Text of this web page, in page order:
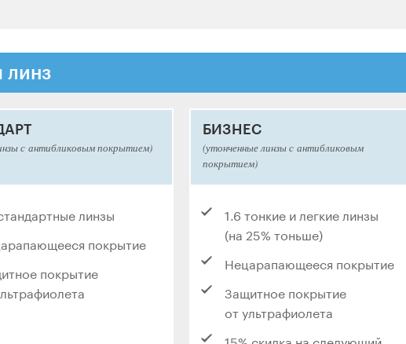
линз
с антибликовым покрытием)
линзы
покрытие
покрытие
БИЗНЕС
(утонченные линзы с антибликовым
покрытием)
1.6 тонкие и легкие линзы
(на 25% тоньше)
Нецарапающееся покрытие
Защитное покрытие
от ультрафиолета